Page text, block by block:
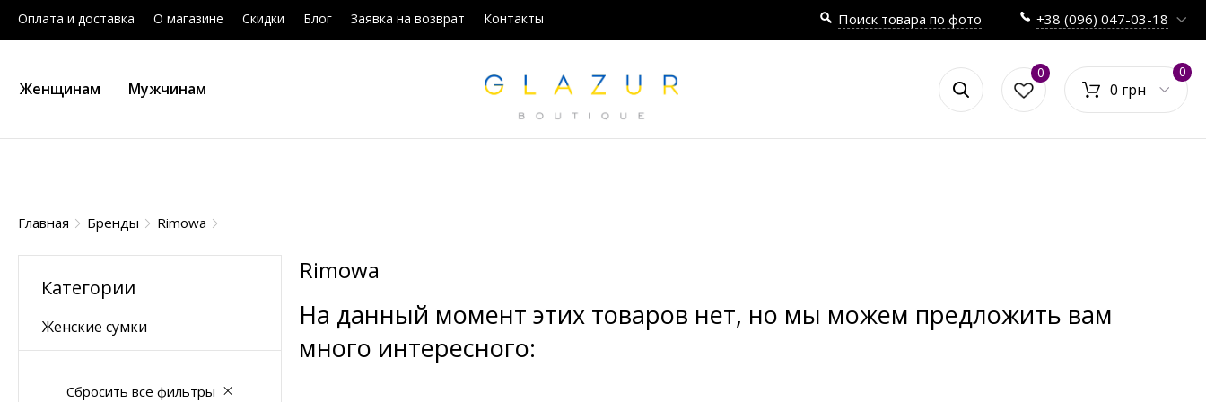
Оплата и доставка О магазине Скидки Блог Заявка на возврат Контакты Поиск товара по фото +38 (096) 047-03-18
Женщинам Мужчинам
0
0 грн
0
Главная Бренды Rimowa
Категории
Женские сумки
Сбросить все фильтры
Rimowa
На данный момент этих товаров нет, но мы можем предложить вам
много интересного: